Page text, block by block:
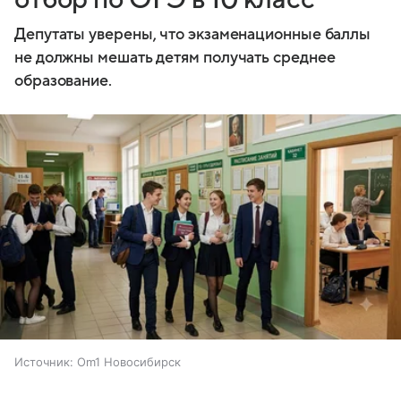
Депутаты уверены, что экзаменационные баллы
не должны мешать детям получать среднее
образование.
Источник: Om1 Новосибирск